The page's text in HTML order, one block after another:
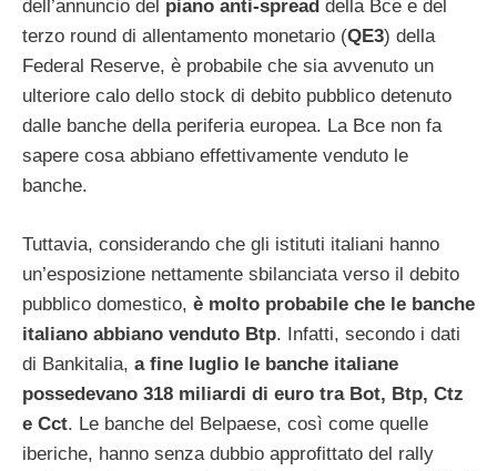
dell’annuncio del piano anti-spread della Bce e del
terzo round di allentamento monetario (QE3) della
Federal Reserve, è probabile che sia avvenuto un
ulteriore calo dello stock di debito pubblico detenuto
dalle banche della periferia europea. La Bce non fa
sapere cosa abbiano effettivamente venduto le
banche.
Tuttavia, considerando che gli istituti italiani hanno
un’esposizione nettamente sbilanciata verso il debito
pubblico domestico, è molto probabile che le banche
italiano abbiano venduto Btp. Infatti, secondo i dati
di Bankitalia, a fine luglio le banche italiane
possedevano 318 miliardi di euro tra Bot, Btp, Ctz
e Cct. Le banche del Belpaese, così come quelle
iberiche, hanno senza dubbio approfittato del rally